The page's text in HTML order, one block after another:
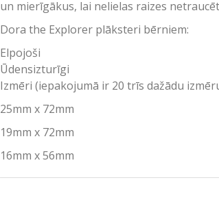
un mierīgākus, lai nelielas raizes
Dora the Explorer plāksteri bērniem:
Elpojoši
Ūdensizturīgi
Izmēri (iepakojumā ir 20 trīs dažādu
25mm x 72mm
19mm x 72mm
16mm x 56mm